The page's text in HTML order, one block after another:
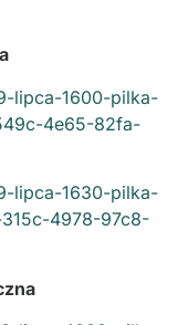
lipca-1600-pilka-
4e65-82fa-
lipca-1630-pilka-
4978-97c8-